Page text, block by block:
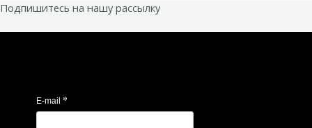
Подпишитесь на нашу рассылку
E-mail *